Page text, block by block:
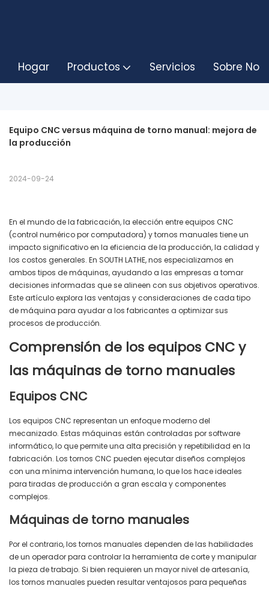
Hogar Productos Servicios Sobre
Equipo CNC versus máquina de torno manual: mejora de
la producción
2024-09-24
En el mundo de la fabricación, la elección entre equipos CNC
(control numérico por computadora) y tornos manuales tiene un
impacto significativo en la eficiencia de la producción, la calidad y
los costos generales. En SOUTH LATHE, nos especializamos en
ambos tipos de máquinas, ayudando a las empresas a tomar
decisiones informadas que se alineen con sus objetivos operativos.
Este artículo explora las ventajas y consideraciones de cada tipo
de máquina para ayudar a los fabricantes a optimizar sus
procesos de producción.
Comprensión de los equipos CNC y
las máquinas de torno manuales
Equipos CNC
Los equipos CNC representan un enfoque moderno del
mecanizado. Estas máquinas están controladas por software
informático, lo que permite una alta precisión y repetibilidad en la
fabricación. Los tornos CNC pueden ejecutar diseños complejos
con una mínima intervención humana, lo que los hace ideales
para tiradas de producción a gran escala y componentes
complejos.
Máquinas de torno manuales
Por el contrario, los tornos manuales dependen de las habilidades
de un operador para controlar la herramienta de corte y manipular
la pieza de trabajo. Si bien requieren un mayor nivel de artesanía,
los tornos manuales pueden resultar ventajosos para pequeñas